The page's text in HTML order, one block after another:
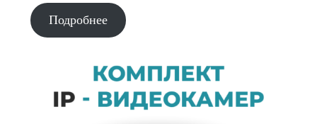
Подробнее